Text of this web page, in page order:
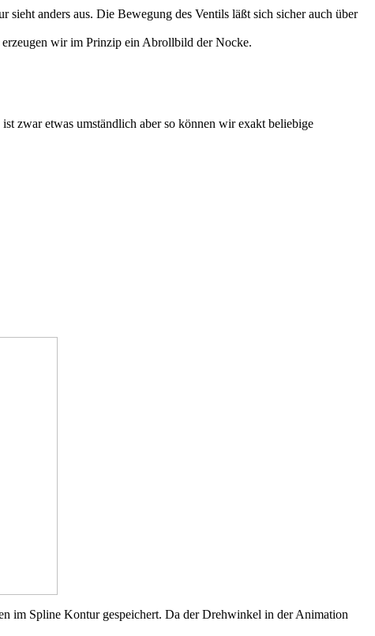
anders aus. Die Bewegung des Ventils läßt sich sicher auch über
wir im Prinzip ein Abrollbild der Nocke.
zwar etwas umständlich aber so können wir exakt beliebige
im Spline Kontur gespeichert. Da der Drehwinkel in der Animation